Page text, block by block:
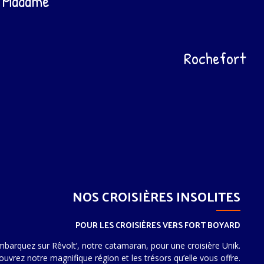
Rochefort
NOS CROISIÈRES INSOLITES
POUR LES CROISIÈRES VERS FORT BOYARD
sur Rêvolt’, notre catamaran, pour une croisière Unik.
notre magnifique région et les trésors qu’elle vous offre.